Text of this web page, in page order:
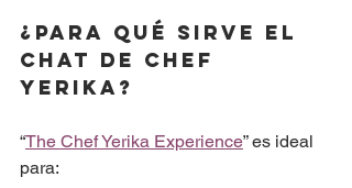
¿Para qué sirve el
chat de Chef
Yerika?
“The Chef Yerika Experience” es ideal
para: